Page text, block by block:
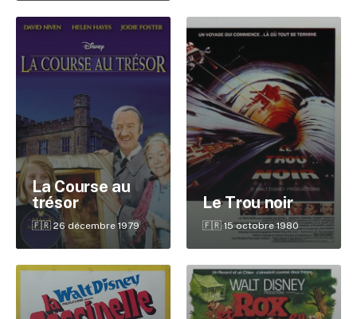
La Course au
trésor
🇫🇷 26 décembre 1979
Le Trou noir
🇫🇷 15 octobre 1980